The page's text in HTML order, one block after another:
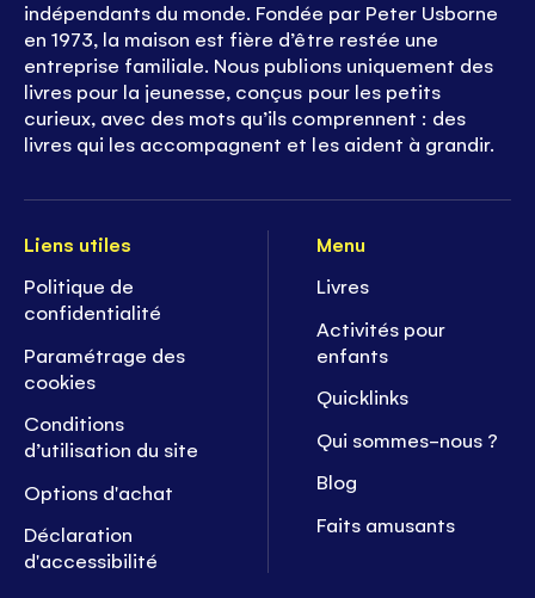
Liens utiles
Politique de
confidentialité
Paramétrage des
cookies
Conditions
d’utilisation du site
Options d'achat
Déclaration
d'accessibilité
Menu
Livres
Activités pour
enfants
Quicklinks
Qui sommes-nous ?
Blog
Faits amusants
indépendants du monde. Fondée par Peter Usborne
en 1973, la maison est fière d’être restée une
entreprise familiale. Nous publions uniquement des
livres pour la jeunesse, conçus pour les petits
curieux, avec des mots qu’ils comprennent : des
livres qui les accompagnent et les aident à grandir.